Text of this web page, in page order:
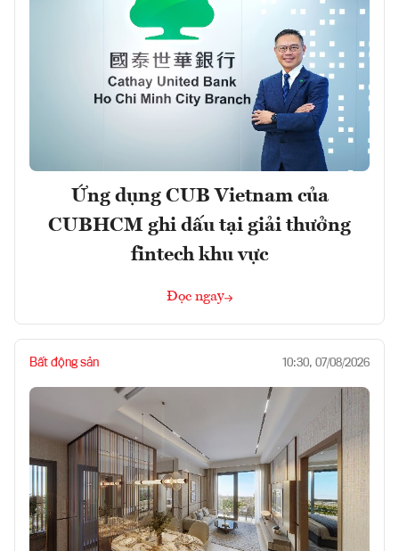
Ứng dụng CUB Vietnam của
CUBHCM ghi dấu tại giải thưởng
fintech khu vực
Đọc ngay
Bất động sản 10:30, 07/08/2026